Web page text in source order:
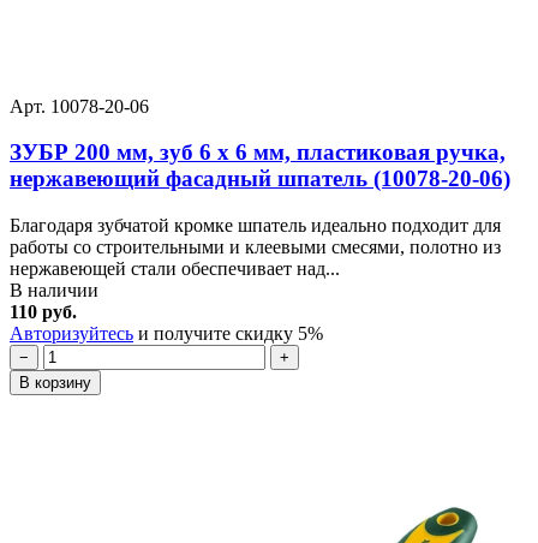
Арт. 10078-20-06
ЗУБР 200 мм, зуб 6 х 6 мм, пластиковая ручка,
нержавеющий фасадный шпатель (10078-20-06)
Благодаря зубчатой кромке шпатель идеально подходит для
работы со строительными и клеевыми смесями, полотно из
нержавеющей стали обеспечивает над...
В наличии
110 руб.
Авторизуйтесь и получите скидку 5%
−
+
В корзину